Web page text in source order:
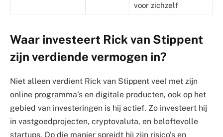
voor zichzelf
Waar investeert Rick van Stippent
zijn verdiende vermogen in?
Niet alleen verdient Rick van Stippent veel met zijn
online programma’s en digitale producten, ook op het
gebied van investeringen is hij actief. Zo investeert hij
in vastgoedprojecten, cryptovaluta, en beloftevolle
startups. Op die manier spreidt hij zijn risico’s en